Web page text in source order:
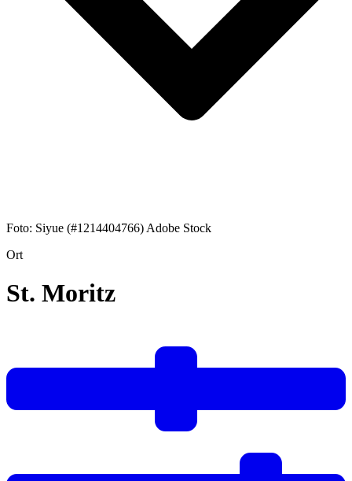
Foto: Siyue (#1214404766) Adobe Stock
Ort
St. Moritz